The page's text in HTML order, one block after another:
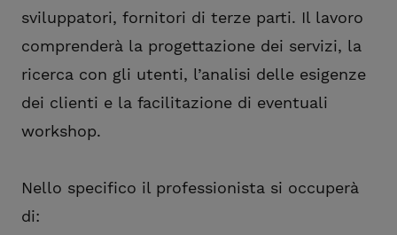
sviluppatori, fornitori di terze parti. Il lavoro
comprenderà la progettazione dei servizi, la
ricerca con gli utenti, l’analisi delle esigenze
dei clienti e la facilitazione di eventuali
workshop.
Nello specifico il professionista si occuperà
di: